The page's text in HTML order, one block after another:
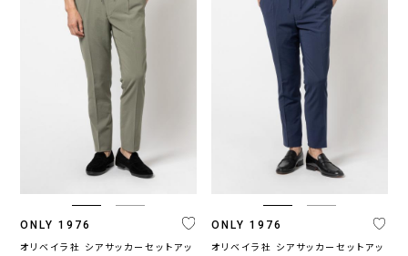
ONLY 1976
オリベイラ社 シアサッカーセットアッ
ONLY 1976
オリベイラ社 シアサッカーセットアッ